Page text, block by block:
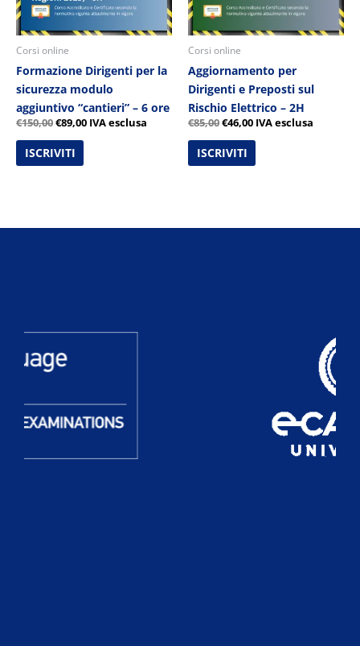
Corsi online
Formazione Dirigenti per la
sicurezza modulo
aggiuntivo “cantieri” – 6 ore
€150,00€89,00 IVA esclusa
ISCRIVITI
Corsi online
Aggiornamento per
Dirigenti e Preposti sul
Rischio Elettrico – 2H
€85,00€46,00 IVA esclusa
ISCRIVITI